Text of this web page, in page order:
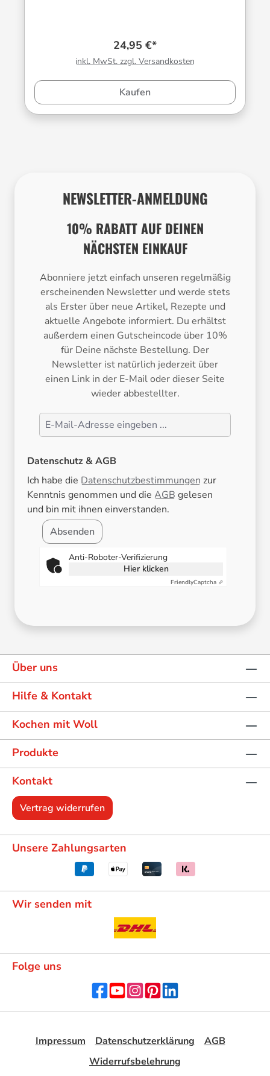
24,95 €*
inkl. MwSt. zzgl. Versandkosten
Kaufen
NEWSLETTER-ANMELDUNG
10% RABATT AUF DEINEN
NÄCHSTEN EINKAUF
Abonniere jetzt einfach unseren regelmäßig
erscheinenden Newsletter und werde stets
als Erster über neue Artikel, Rezepte und
aktuelle Angebote informiert. Du erhältst
außerdem einen Gutscheincode über 10%
für Deine nächste Bestellung. Der
Newsletter ist natürlich jederzeit über
einen Link in der E-Mail oder dieser Seite
wieder abbestellter.
Datenschutz & AGB
Ich habe die Datenschutzbestimmungen zur
Kenntnis genommen und die AGB gelesen
und bin mit ihnen einverstanden.
Absenden
Anti-Roboter-Verifizierung
Hier klicken
FriendlyCaptcha ⇗
Über uns
Hilfe & Kontakt
Kochen mit Woll
Produkte
Kontakt
Vertrag widerrufen
Unsere Zahlungsarten
Wir senden mit
Folge uns
Impressum Datenschutzerklärung
AGB
Widerrufsbelehrung